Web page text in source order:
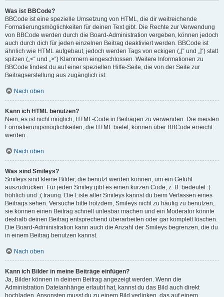
Was ist BBCode?
BBCode ist eine spezielle Umsetzung von HTML, die dir weitreichende
Formatierungsmöglichkeiten für deinen Text gibt. Die Rechte zur Verwendung
von BBCode werden durch die Board-Administration vergeben, können jedoch
auch durch dich für jeden einzelnen Beitrag deaktiviert werden. BBCode ist
ähnlich wie HTML aufgebaut, jedoch werden Tags von eckigen („[“ und „]“) statt
spitzen („<“ und „>“) Klammern eingeschlossen. Weitere Informationen zu
BBCode findest du auf einer speziellen Hilfe-Seite, die von der Seite zur
Beitragserstellung aus zugänglich ist.
Nach oben
Kann ich HTML benutzen?
Nein, es ist nicht möglich, HTML-Code in Beiträgen zu verwenden. Die meisten
Formatierungsmöglichkeiten, die HTML bietet, können über BBCode erreicht
werden.
Nach oben
Was sind Smileys?
Smileys sind kleine Bilder, die benutzt werden können, um ein Gefühl
auszudrücken. Für jeden Smiley gibt es einen kurzen Code, z. B. bedeutet :)
fröhlich und :( traurig. Die Liste aller Smileys kannst du beim Verfassen eines
Beitrags sehen. Versuche bitte trotzdem, Smileys nicht zu häufig zu benutzen,
sie können einen Beitrag schnell unlesbar machen und ein Moderator könnte
deshalb deinen Beitrag entsprechend überarbeiten oder gar komplett löschen.
Die Board-Administration kann auch die Anzahl der Smileys begrenzen, die du
in einem Beitrag benutzen kannst.
Nach oben
Kann ich Bilder in meine Beiträge einfügen?
Ja, Bilder können in deinem Beitrag angezeigt werden. Wenn die
Administration Dateianhänge erlaubt hat, kannst du das Bild auch direkt
hochladen. Ansonsten musst du zu einem Bild verlinken, das auf einem